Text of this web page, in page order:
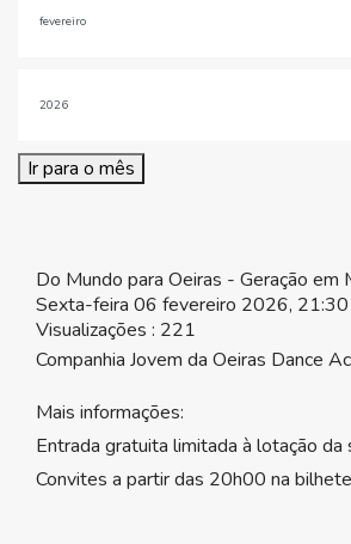
Ir para o mês
Do Mundo para Oeiras - Geração em
Sexta-feira 06 fevereiro 2026, 21:30
Visualizações : 221
Companhia Jovem da Oeiras Dance
Mais informações:
Entrada gratuita limitada à lotação da
Convites a partir das 20h00 na